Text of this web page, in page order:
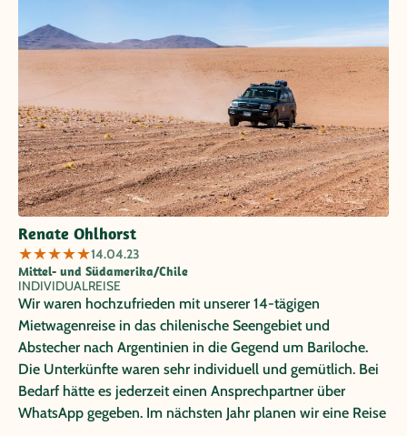
Renate Ohlhorst
★★★★★14.04.23
Mittel- und Südamerika/Chile
INDIVIDUALREISE
Wir waren hochzufrieden mit unserer 14-tägigen
Mietwagenreise in das chilenische Seengebiet und
Abstecher nach Argentinien in die Gegend um Bariloche.
Die Unterkünfte waren sehr individuell und gemütlich. Bei
Bedarf hätte es jederzeit einen Ansprechpartner über
WhatsApp gegeben. Im nächsten Jahr planen wir eine Reise